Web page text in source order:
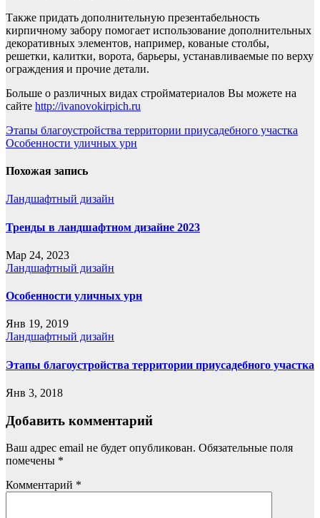
Также придать дополнительную презентабельность
кирпичному забору помогает использование дополнительных
декоративных элементов, например, кованые столбы,
решетки, калитки, ворота, барьеры, устанавливаемые по верху
ограждения и прочие детали.
Больше о различных видах стройматериалов Вы можете на
сайте http://ivanovokirpich.ru
Навигация
по
записям
Этапы благоустройства территории приусадебного участка
Особенности уличных урн
Похожая запись
Ландшафтный дизайн
Тренды в ландшафтном дизайне 2023
Мар 24, 2023
Ландшафтный дизайн
Особенности уличных урн
Янв 19, 2019
Ландшафтный дизайн
Этапы благоустройства территории приусадебного участка
Янв 3, 2018
Добавить комментарий
Ваш адрес email не будет опубликован. Обязательные поля
помечены *
Комментарий *